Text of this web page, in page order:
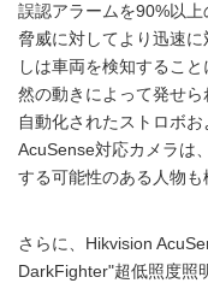
誤認アラームを90%以
脅威に対してより迅速
しは車両を検知するこ
然の動きによって発せら
自動化されたストロボ
AcuSense対応カメラは
する可能性のある人物も
さらに、Hikvision
DarkFighter"超低照度照